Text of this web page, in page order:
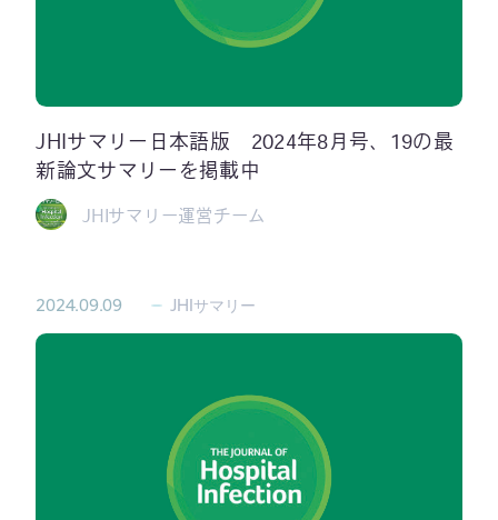
JHIサマリー日本語版 2024年8月号、19の最
新論文サマリーを掲載中
JHIサマリー運営チーム
2024.09.09 JHIサマリー